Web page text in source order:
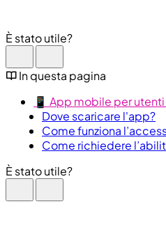
È stato utile?
In questa pagina
📱 App mobile per
Dove scaricare l'app?
Come funziona
Come richiedere
È stato utile?